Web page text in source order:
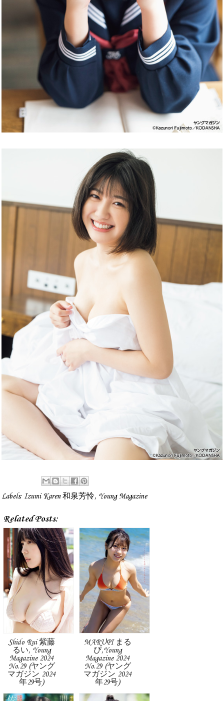
Labels: Izumi Karen 和泉芳怜, Young Magazine
Related Posts:
Shido Rui 紫藤
るい, Young
Magazine 2024
No.29 (ヤング
マガジン 2024
年29号)
MARUPI まる
ぴ,Young
Magazine 2024
No.29 (ヤング
マガジン 2024
年29号)